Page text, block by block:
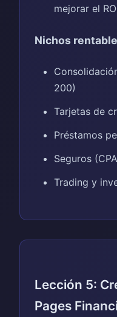
mejorar el
Nichos
200)
Tarjetas de
Préstamos
Seguros
Trading y
Lección 5:
Pages